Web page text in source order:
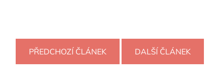
PŘEDCHOZÍ ČLÁNEK DALŠÍ ČLÁNEK